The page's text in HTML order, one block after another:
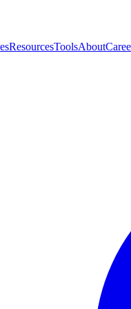
ResourcesToolsAbout